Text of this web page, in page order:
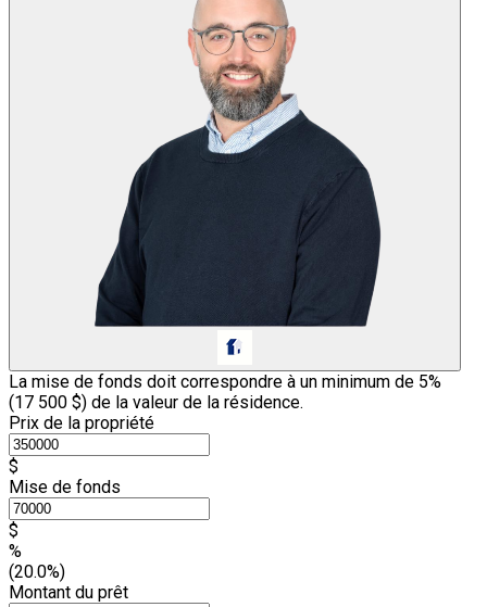
La mise de fonds doit correspondre à un minimum de 5%
(17 500 $) de la valeur de la résidence.
Prix de la propriété
$
Mise de fonds
$
%
(20.0%)
Montant du prêt